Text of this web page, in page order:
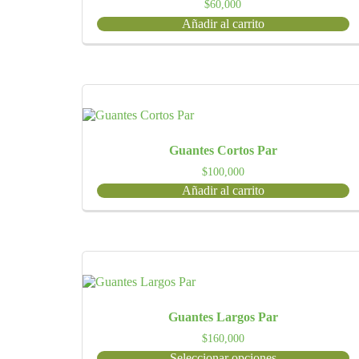
$60,000
Añadir al carrito
Guantes Cortos Par
$100,000
Añadir al carrito
Guantes Largos Par
$160,000